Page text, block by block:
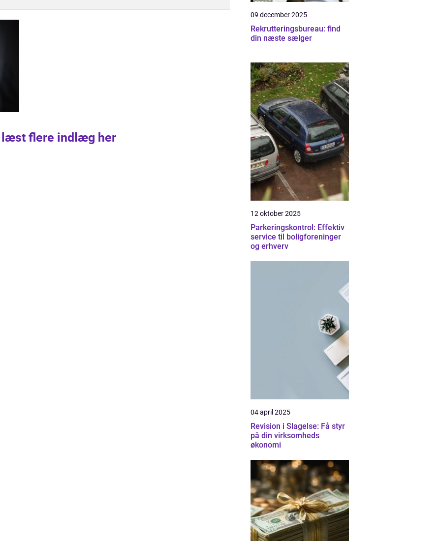
læst flere indlæg her
09 december 2025
Rekrutteringsbureau: find
din næste sælger
12 oktober 2025
Parkeringskontrol: Effektiv
service til boligforeninger
og erhverv
04 april 2025
Revision i Slagelse: Få styr
på din virksomheds
økonomi